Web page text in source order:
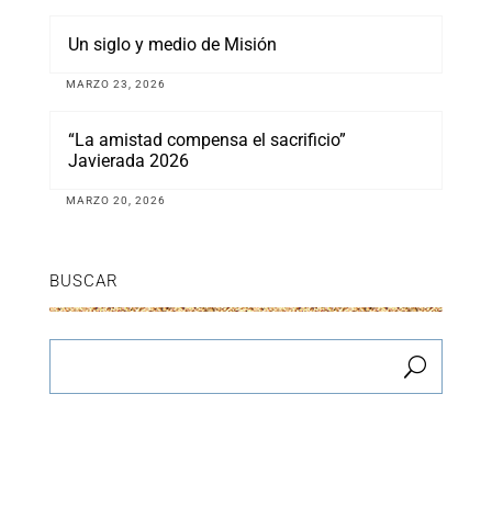
Un siglo y medio de Misión
MARZO 23, 2026
“La amistad compensa el sacrificio”
Javierada 2026
MARZO 20, 2026
BUSCAR